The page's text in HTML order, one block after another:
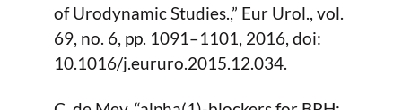
of Urodynamic Studies.,” Eur Urol., vol.
69, no. 6, pp. 1091–1101, 2016, doi:
10.1016/j.eururo.2015.12.034.